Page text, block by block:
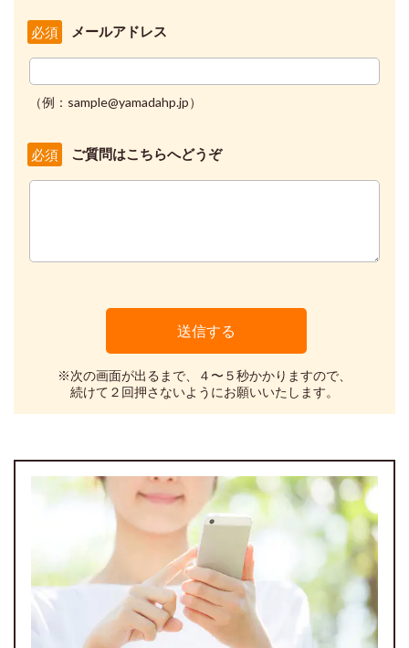
メールアドレス
必須
（例：sample@yamadahp.jp）
ご質問はこちらへどうぞ
必須
※次の画面が出るまで、４〜５秒かかりますので、
続けて２回押さないようにお願いいたします。